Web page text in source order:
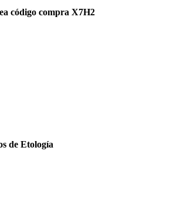
código compra X7H2
de Etología